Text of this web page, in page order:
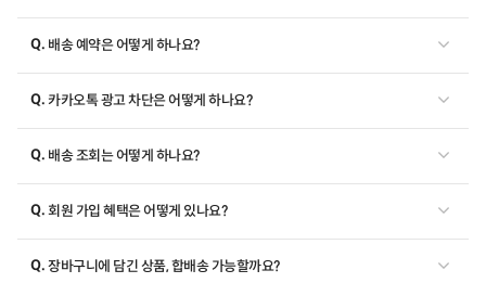
Q. 배송 예약은 어떻게 하나요?
Q. 카카오톡 광고 차단은 어떻게 하나요?
Q. 배송 조회는 어떻게 하나요?
Q.회원 가입 혜택은 어떻게 있나요?
Q.장바구니에 담긴 상품, 합배송 가능할까요?